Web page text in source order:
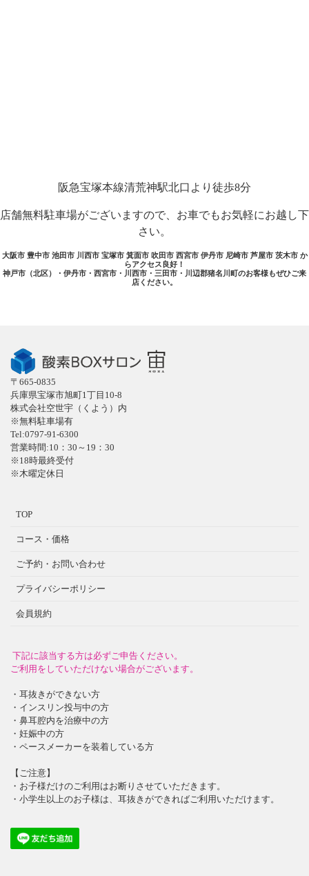
阪急宝塚本線清荒神駅北口より徒歩8分
店舗無料駐車場がございますので、お車でもお気軽にお越し下
さい。
大阪市 豊中市 池田市 川西市 宝塚市 箕面市 吹田市 西宮市 伊丹市 尼崎市 芦屋市 茨木市 か
らアクセス良好！
神戸市（北区）・伊丹市・西宮市・川西市・三田市・川辺郡猪名川町のお客様もぜひご来
店ください。
〒665-0835
兵庫県宝塚市旭町1丁目10-8
株式会社空世宇（くよう）内
※無料駐車場有
Tel:0797-91-6300
営業時間:10：30～19：30
※18時最終受付
※木曜定休日
TOP
コース・価格
ご予約・お問い合わせ
プライバシーポリシー
会員規約
下記に該当する方は必ずご申告ください。
ご利用をしていただけない場合がございます。
・耳抜きができない方
・インスリン投与中の方
・鼻耳腔内を治療中の方
・妊娠中の方
・ペースメーカーを装着している方
【ご注意】
・お子様だけのご利用はお断りさせていただきます。
・小学生以上のお子様は、耳抜きができればご利用いただけます。